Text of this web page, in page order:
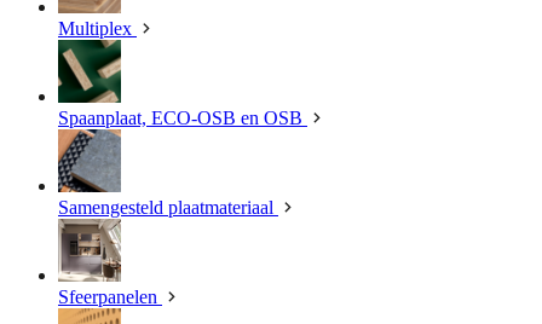
Multiplex
Spaanplaat, ECO-OSB en OSB
Samengesteld plaatmateriaal
Sfeerpanelen